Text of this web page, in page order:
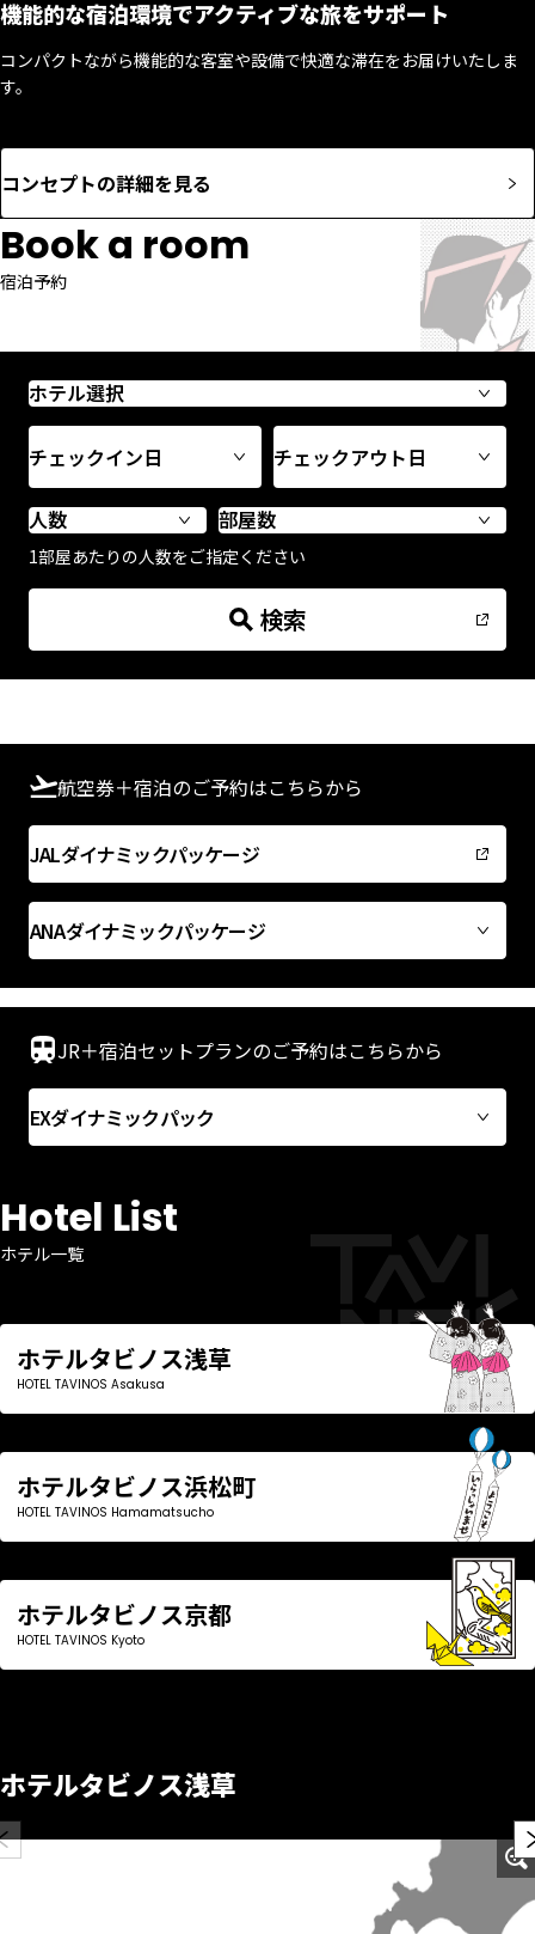
機能的な宿泊環境でアクティブな旅をサポート
コンパクトながら機能的な客室や設備で快適な滞在をお届けいたしま
す。
コンセプトの詳細を見る
Book a room
宿泊予約
1部屋あたりの人数をご指定ください
検索
航空券＋宿泊のご予約はこちらから
JALダイナミックパッケージ
ANAダイナミックパッケージ
JR＋宿泊セットプランのご予約はこちらから
EXダイナミックパック
Hotel List
ホテル一覧
ホテルタビノス浅草
HOTEL TAVINOS Asakusa
ホテルタビノス浜松町
HOTEL TAVINOS Hamamatsucho
ホテルタビノス京都
HOTEL TAVINOS Kyoto
ホテルタビノス浅草